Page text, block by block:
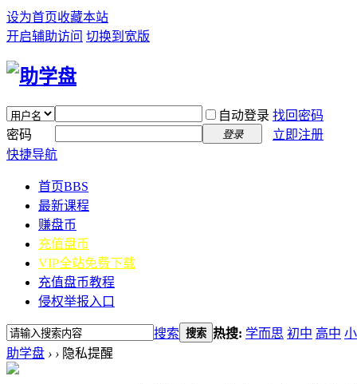
设为首页收藏本站
开启辅助访问 切换到宽版
自动登录 找回密码
密码
登录
立即注册
快捷导航
首页BBS
最新课程
赚盘币
充值盘币
VIP全站免费下载
充值盘币教程
侵权举报入口
搜索 搜索 热搜: 学而思 初中 高中
助学盘 › › 隐私提醒